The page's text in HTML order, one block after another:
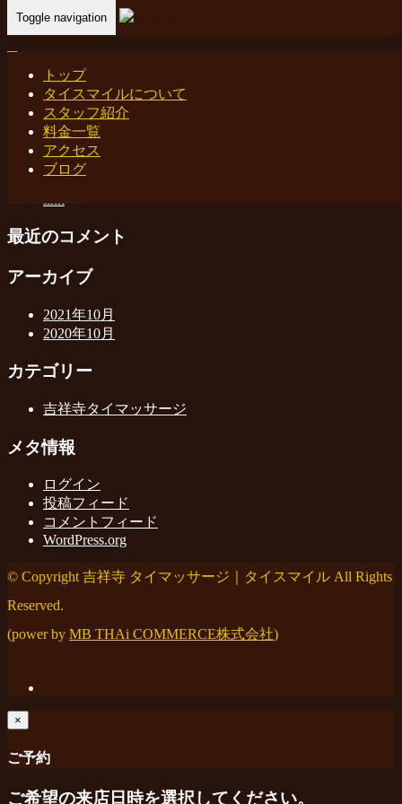
Toggle navigation
トップ
タイスマイルについて
スタッフ紹介
料金一覧
アクセス
ブログ
Home- 北口方…
最近の投稿
最近のコメント
アーカイブ
2021年10月
2020年10月
カテゴリー
吉祥寺タイマッサージ
メタ情報
ログイン
投稿フィード
コメントフィード
WordPress.org
© Copyright 吉祥寺 タイマッサージ｜タイスマイル All Rights
Reserved.
(power by MB THAi COMMERCE株式会社)
×
ご予約
ご希望の来店日時を選択してください。